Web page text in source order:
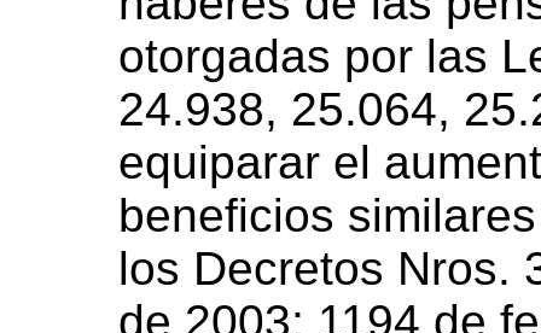
otorgadas por las
24.938, 25.064,
equiparar el
beneficios
los Decretos Nros.
de 2003; 1194 de